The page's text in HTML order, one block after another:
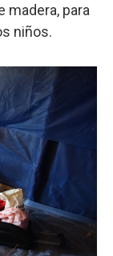
madera, para
niños.